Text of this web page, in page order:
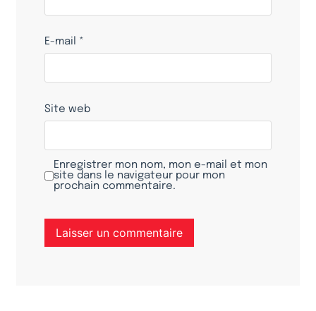
E-mail *
Site web
Enregistrer mon nom, mon e-mail et mon
site dans le navigateur pour mon
prochain commentaire.